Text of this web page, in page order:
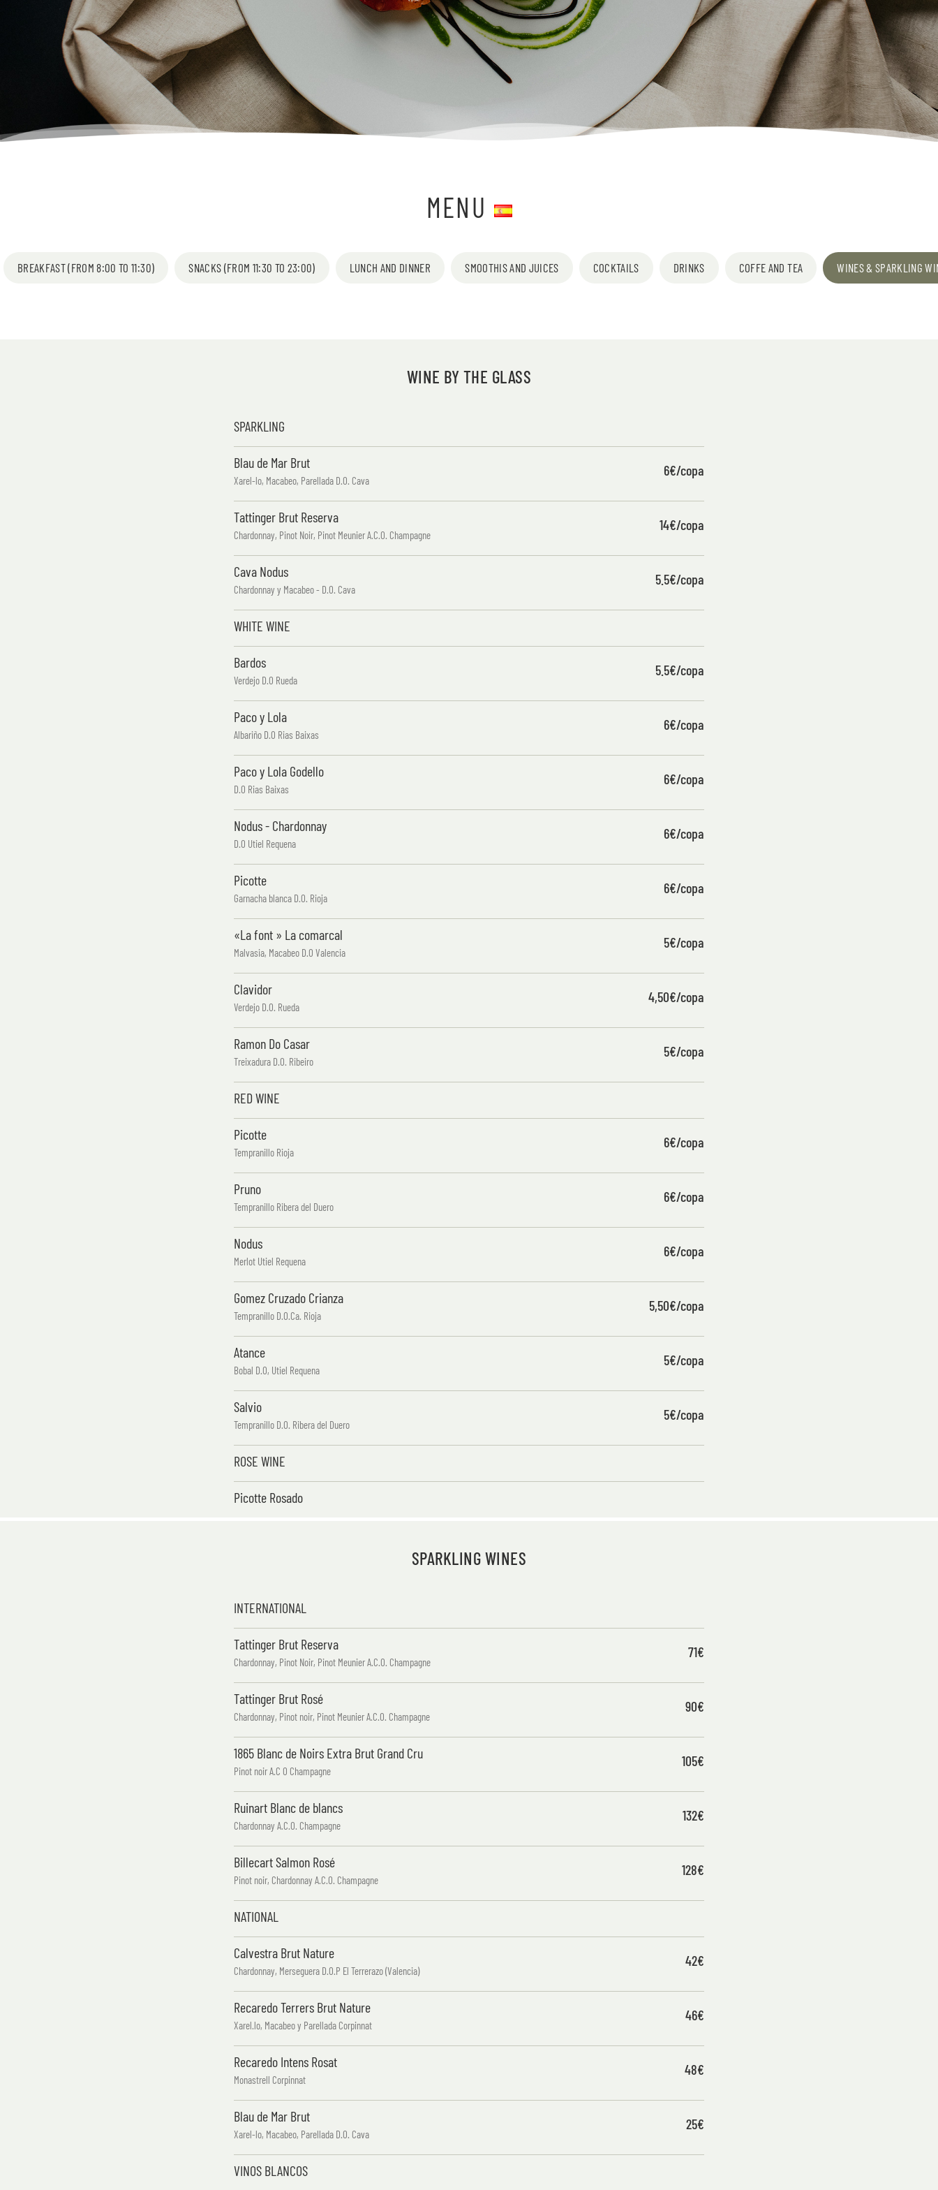
MENU
BREAKFAST (FROM 8:00 TO 11:30) SNACKS (FROM 11:30 TO 23:00) LUNCH AND DINNER SMOOTHIS AND JUICES COCKTAILS DRINKS COFFE AND TEA WINES & SPARKLING
WINE BY THE GLASS
SPARKLING
Blau de Mar Brut
Xarel-lo, Macabeo, Parellada D.O. Cava
6€/copa
Tattinger Brut Reserva
Chardonnay, Pinot Noir, Pinot Meunier A.C.O. Champagne
14€/copa
Cava Nodus
Chardonnay y Macabeo - D.O. Cava
5.5€/copa
WHITE WINE
Bardos
Verdejo D.O Rueda
5.5€/copa
Paco y Lola
Albariño D.O Rias Baixas
6€/copa
Paco y Lola Godello
D.O Rias Baixas
6€/copa
Nodus - Chardonnay
D.O Utiel Requena
6€/copa
Picotte
Garnacha blanca D.O. Rioja
6€/copa
«La font » La comarcal
Malvasia, Macabeo D.O Valencia
5€/copa
Clavidor
Verdejo D.O. Rueda
4,50€/copa
Ramon Do Casar
Treixadura D.O. Ribeiro
5€/copa
RED WINE
Picotte
Tempranillo Rioja
6€/copa
Pruno
Tempranillo Ribera del Duero
6€/copa
Nodus
Merlot Utiel Requena
6€/copa
Gomez Cruzado Crianza
Tempranillo D.O.Ca. Rioja
5,50€/copa
Atance
Bobal D.O, Utiel Requena
5€/copa
Salvio
Tempranillo D.O. Ribera del Duero
5€/copa
ROSE WINE
Picotte Rosado
SPARKLING WINES
INTERNATIONAL
Tattinger Brut Reserva
Chardonnay, Pinot Noir, Pinot Meunier A.C.O. Champagne
71€
Tattinger Brut Rosé
Chardonnay, Pinot noir, Pinot Meunier A.C.O. Champagne
90€
1865 Blanc de Noirs Extra Brut Grand Cru
Pinot noir A.C O Champagne
105€
Ruinart Blanc de blancs
Chardonnay A.C.O. Champagne
132€
Billecart Salmon Rosé
Pinot noir, Chardonnay A.C.O. Champagne
128€
NATIONAL
Calvestra Brut Nature
Chardonnay, Merseguera D.O.P El Terrerazo (Valencia)
42€
Recaredo Terrers Brut Nature
Xarel.lo, Macabeo y Parellada Corpinnat
46€
Recaredo Intens Rosat
Monastrell Corpinnat
48€
Blau de Mar Brut
Xarel-lo, Macabeo, Parellada D.O. Cava
25€
VINOS BLANCOS